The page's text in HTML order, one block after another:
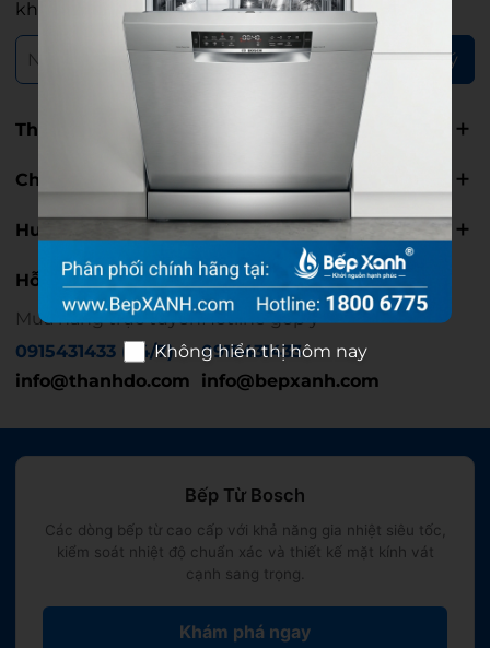
khuyến mãi.
Đăng ký
Thông tin
Chính sách
Hướng dẫn
Hỗ trợ
Mua hàng trực tuyến
0915431433 (24/7)
info@thanhdo.com
Hotline góp ý
0915431433
info@bepxanh.com
Bếp Từ Bosch
Các dòng bếp từ cao cấp với khả năng gia nhiệt siêu tốc,
kiểm soát nhiệt độ chuẩn xác và thiết kế mặt kính vát
cạnh sang trọng.
Khám phá ngay
Không hiển thị hôm nay